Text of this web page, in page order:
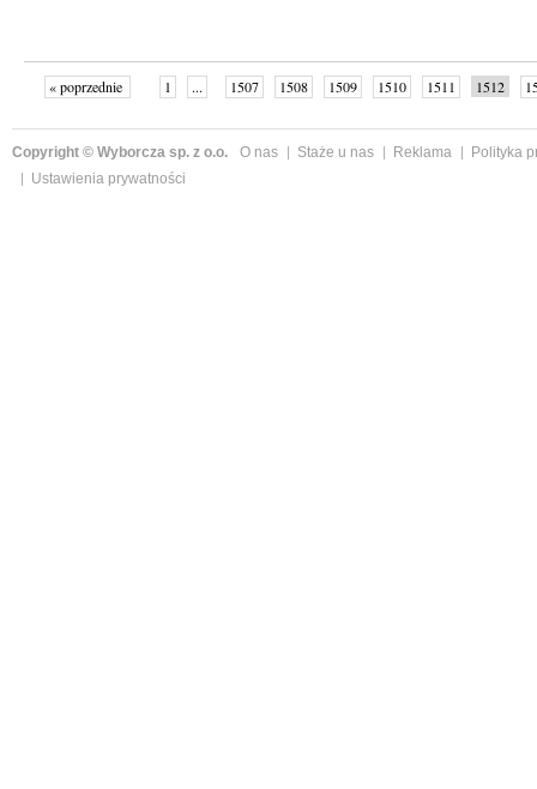
« poprzednie 1 ... 1507 1508 1509 1510 1511 1512
Copyright © Wyborcza sp. z o.o. O nas Staże u nas Reklama
Polityka
Ustawienia prywatności